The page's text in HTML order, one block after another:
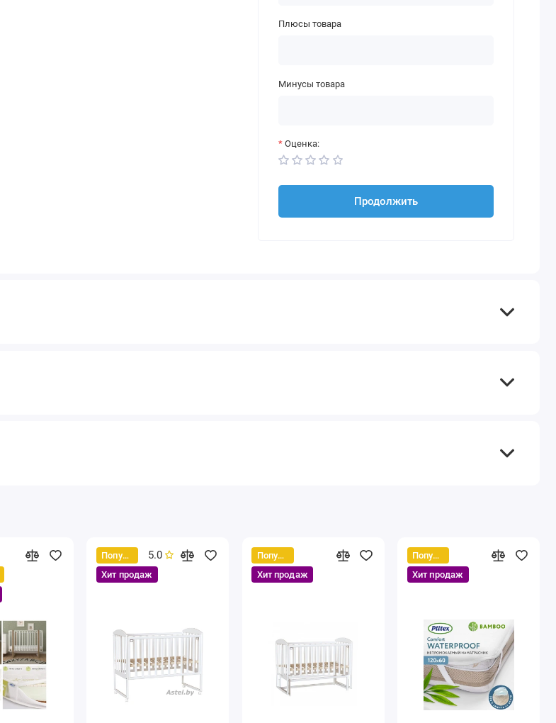
Плюсы товара
Минусы товара
Оценка:
Продолжить
Популярный
Хит продаж
5.0
Популярный
Хит продаж
Популярный
Хит продаж